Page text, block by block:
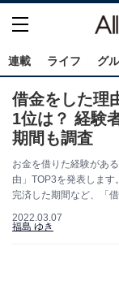
連載 ライフ グ
借金をした理
1位は？ 経験
期間も調査
お金を借りた経験があ
由」TOP3を発表します
完済した期間など、「
2022.03.07
福島 ゆき